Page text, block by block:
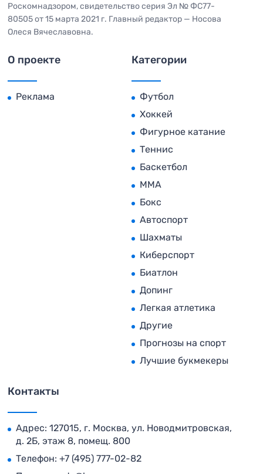
Роскомнадзором, свидетельство серия Эл № ФС77-
80505 от 15 марта 2021 г. Главный редактор — Носова
Олеся Вячеславовна.
О проекте
Реклама
Категории
Футбол
Хоккей
Фигурное катание
Теннис
Баскетбол
MMA
Бокс
Автоспорт
Шахматы
Киберспорт
Биатлон
Допинг
Легкая атлетика
Другие
Прогнозы на спорт
Лучшие букмекеры
Контакты
Адрес: 127015, г. Москва, ул. Новодмитровская,
д. 2Б, этаж 8, помещ. 800
Телефон: +7 (495) 777-02-82